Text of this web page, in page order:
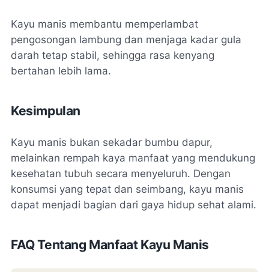
Kayu manis membantu memperlambat
pengosongan lambung dan menjaga kadar gula
darah tetap stabil, sehingga rasa kenyang
bertahan lebih lama.
Kesimpulan
Kayu manis bukan sekadar bumbu dapur,
melainkan rempah kaya manfaat yang mendukung
kesehatan tubuh secara menyeluruh. Dengan
konsumsi yang tepat dan seimbang, kayu manis
dapat menjadi bagian dari gaya hidup sehat alami.
FAQ Tentang Manfaat Kayu Manis